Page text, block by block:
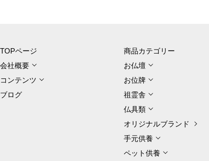
TOPページ
会社概要
コンテンツ
ブログ
商品カテゴリー
お仏壇
お位牌
祖霊舎
仏具類
オリジナルブランド
手元供養
ペット供養